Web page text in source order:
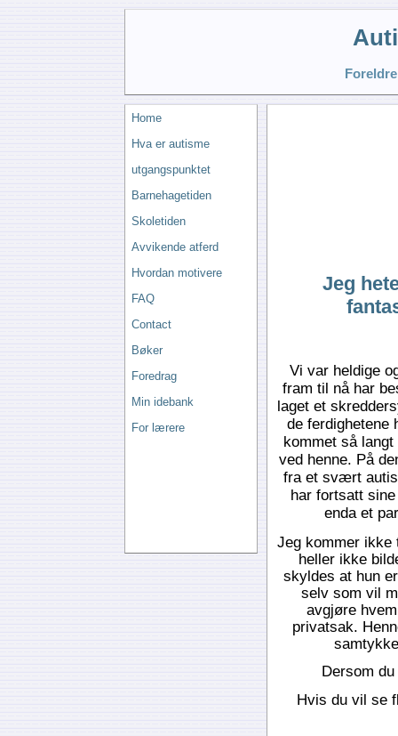
Home
Hva er autisme
utgangspunktet
Barnehagetiden
Skoletiden
Avvikende atferd
Hvordan motivere
FAQ
Contact
Bøker
Foredrag
Min idebank
For lærere
Jeg
Vi var heldige
fram til nå har
laget et
de ferdighetene
kommet så
ved henne. På
fra et svært
har fortsatt
enda et
Jeg kommer ikke
heller ikke
skyldes at hun
selv som vil
avgjøre
privatsak.
Dersom
Hvis du vil se